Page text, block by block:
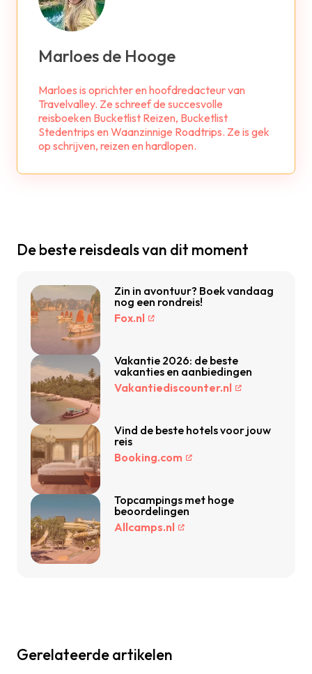
Marloes de Hooge
Marloes is oprichter en hoofdredacteur van
Travelvalley. Ze schreef de succesvolle
reisboeken Bucketlist Reizen, Bucketlist
Stedentrips en Waanzinnige Roadtrips. Ze is gek
op schrijven, reizen en hardlopen.
De beste reisdeals van dit moment
Zin in avontuur? Boek vandaag
nog een rondreis!
Fox.nl
Vakantie 2026: de beste
vakanties en aanbiedingen
Vakantiediscounter.nl
Vind de beste hotels voor jouw
reis
Booking.com
Topcampings met hoge
beoordelingen
Allcamps.nl
Gerelateerde artikelen